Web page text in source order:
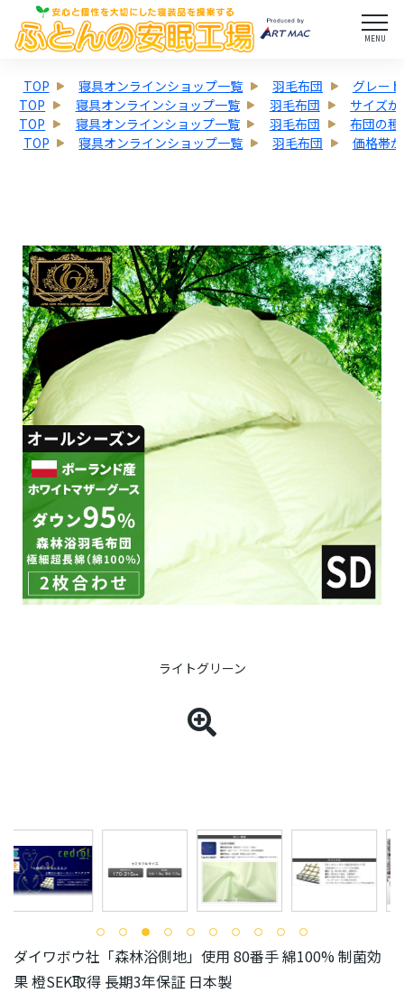
MENU
TOP 寝具オンラインショップ一覧 羽毛布団
グレー
TOP
寝具オンラインショップ一覧 羽毛布団
サイズ
TOP
寝具オンラインショップ一覧 羽毛布団
布団の
TOP
寝具オンラインショップ一覧 羽毛布団 価格帯
ライトグリーン
ダイワボウ社「森林浴側地」使用 80番手 綿100% 制菌効
果 橙SEK取得 長期3年保証 日本製